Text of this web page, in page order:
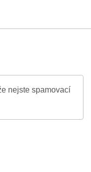
nejste spamovací